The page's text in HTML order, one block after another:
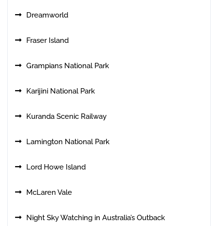
Dreamworld
Fraser Island
Grampians National Park
Karijini National Park
Kuranda Scenic Railway
Lamington National Park
Lord Howe Island
McLaren Vale
Night Sky Watching in Australia’s Outback